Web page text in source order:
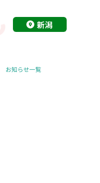
新潟
お知らせ一覧